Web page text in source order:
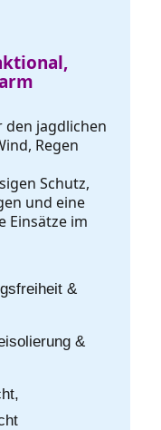
den jagdlichen
Regen
Schutz,
und eine
Einsätze im
&
&